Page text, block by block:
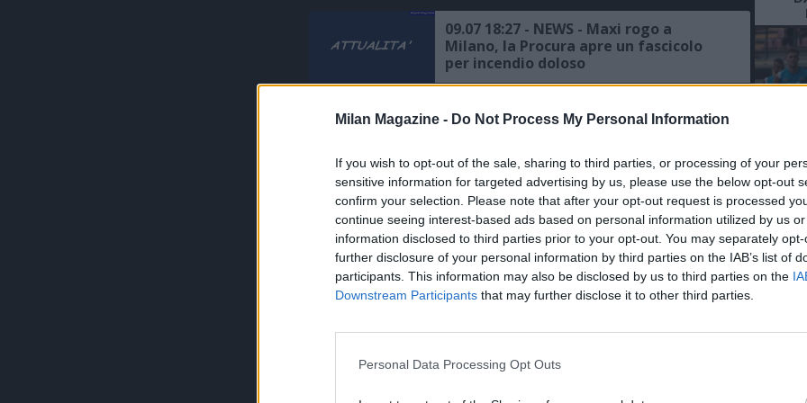
Milan Magazine - Do Not Process My Personal Information
If you wish to opt-out of the sale, sharing to third parties, or processing of your
sensitive information for targeted advertising by us, please use the below opt-out
confirm your selection. Please note that after your opt-out request is processed
continue seeing interest-based ads based on personal information utilized by us
information disclosed to third parties prior to your opt-out. You may separately
further disclosure of your personal information by third parties on the IAB’s list of
participants. This information may also be disclosed by us to third parties on the
Downstream Participants that may further disclose it to other third parties.
Personal Data Processing Opt Outs
09.07 18:27 - NEWS - Maxi rogo a
Milano, la Procura apre un fascicolo
per incendio doloso
09.07 18:08 - NEWS - Processo agli
hater della senatrice Liliana Segre, a
08.07 22:19 - NEWS - Milano, vasto
incendio tra i quartieri Bovisa e
Dergano: alte colonne di fumo
06.07 12:32 - LOTTO - Pioggia di
vincite al Nord, premi a Parma,
23.06 17:07 - NEWS - Milano, agente
del